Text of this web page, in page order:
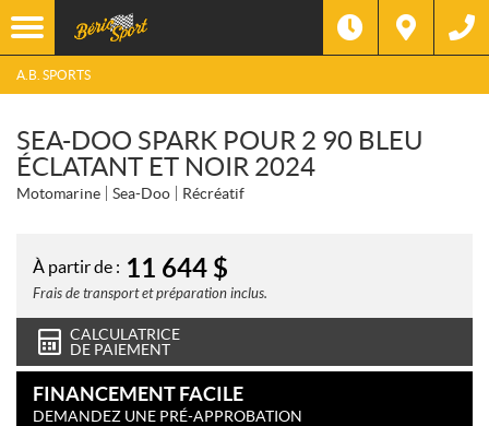
A.B. SPORTS
SEA-DOO SPARK POUR 2 90 BLEU
ÉCLATANT ET NOIR 2024
Motomarine Sea-Doo Récréatif
À partir de : 11 644 $
Frais de transport et préparation inclus.
CALCULATRICE
DE PAIEMENT
FINANCEMENT FACILE
DEMANDEZ UNE PRÉ-APPROBATION